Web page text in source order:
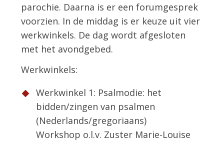
parochie. Daarna is er een forumgesprek
voorzien. In de middag is er keuze uit vier
werkwinkels. De dag wordt afgesloten
met het avondgebed.
Werkwinkels:
Werkwinkel 1: Psalmodie: het
bidden/zingen van psalmen
(Nederlands/gregoriaans)
Workshop o.l.v. Zuster Marie-Louise